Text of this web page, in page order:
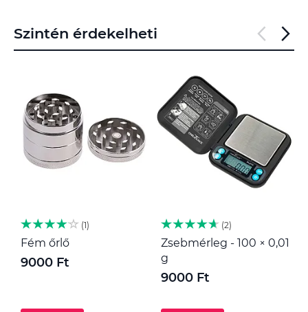
Szintén érdekelheti
1
Fém őrlő
9000 Ft
2
Zsebmérleg - 100 × 0,01
g
9000 Ft